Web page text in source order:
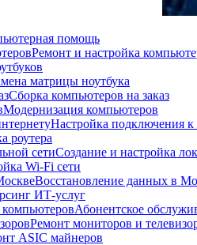
помощь
Ремонт и настройка
матрицы ноутбука
Сборка компьютеров на заказ
Модернизация компьютеров
Настройка подключения к
роутера
Создание и настройка
Wi-Fi сети
Восстановление данных в
ИТ-услуг
Абонентское
Ремонт мониторов и
ASIC майнеров